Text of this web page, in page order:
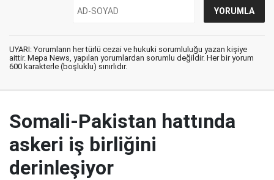
UYARI: Yorumların her türlü cezai ve hukuki sorumluluğu yazan kişiye
aittir. Mepa News, yapılan yorumlardan sorumlu değildir. Her bir yorum
600 karakterle (boşluklu) sınırlıdır.
Somali-Pakistan hattında
askeri iş birliğini
derinleşiyor